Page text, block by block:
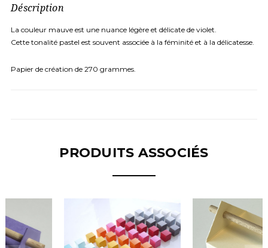
Déscription
La couleur mauve est une nuance légère et délicate de violet.
Cette tonalité pastel est souvent associée à la féminité et à la délicatesse.
Papier de création de 270 grammes.
PRODUITS ASSOCIÉS